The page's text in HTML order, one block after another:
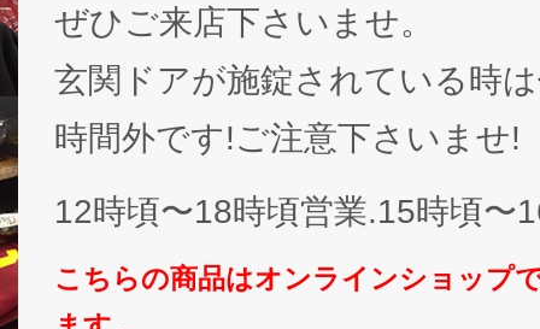
ぜひご来店下さいませ。
玄関ドアが施錠されている時
時間外です!ご注意下さいませ!
12時頃〜18時頃営業.15時頃〜
こちらの商品はオンラインショップ